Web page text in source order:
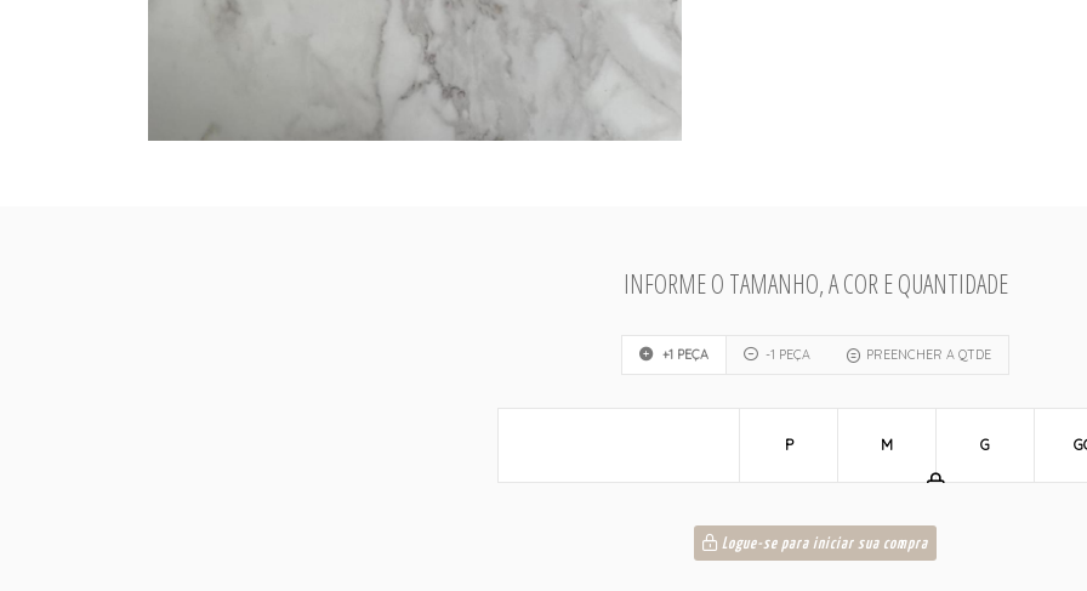
INFORME O TAMANHO, A COR E QUANTIDADE
+1 PEÇA -1 PEÇA PREENCHER A QTDE
P M G
Logue-se para iniciar sua compra